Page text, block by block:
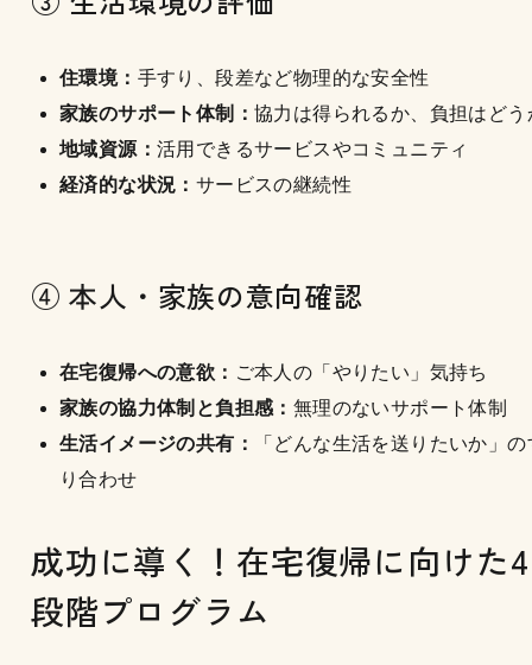
住環境： 手すり、段差など物理的な安全性
家族のサポート体制： 協力は得られるか、負担はどう
地域資源： 活用できるサービスやコミュニティ
経済的な状況： サービスの継続性
④ 本人・家族の意向確認
在宅復帰への意欲： ご本人の「やりたい」気持ち
家族の協力体制と負担感： 無理のないサポート体制
生活イメージの共有：
「どんな生活を送りたいか」の
り合わせ
成功に導く！在宅復帰に向けた4
段階プログラム